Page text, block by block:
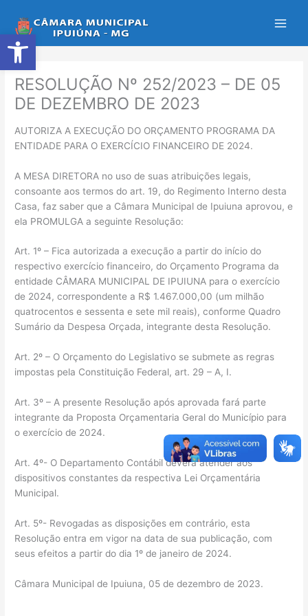
Abrir a barra de ferramentas
para
o
conteúdo
RESOLUÇÃO Nº 252/2023 – DE 05
DE DEZEMBRO DE 2023
AUTORIZA A EXECUÇÃO DO ORÇAMENTO PROGRAMA DA
ENTIDADE PARA O EXERCÍCIO FINANCEIRO DE 2024.
A MESA DIRETORA no uso de suas atribuições legais,
consoante aos termos do art. 19, do Regimento Interno desta
Casa, faz saber que a Câmara Municipal de Ipuiuna aprovou, e
ela PROMULGA a seguinte Resolução:
Art. 1º – Fica autorizada a execução a partir do início do
respectivo exercício financeiro, do Orçamento Programa da
entidade CÂMARA MUNICIPAL DE IPUIUNA para o exercício
de 2024, correspondente a R$ 1.467.000,00 (um milhão
quatrocentos e sessenta e sete mil reais), conforme Quadro
Sumário da Despesa Orçada, integrante desta Resolução.
Art. 2º – O Orçamento do Legislativo se submete as regras
impostas pela Constituição Federal, art. 29 – A, I.
Art. 3º – A presente Resolução após aprovada fará parte
integrante da Proposta Orçamentaria Geral do Município para
o exercício de 2024.
Art. 4º- O Departamento Contábil deverá atender aos
dispositivos constantes da respectiva Lei Orçamentária
Municipal.
Art. 5º- Revogadas as disposições em contrário, esta
Resolução entra em vigor na data de sua publicação, com
seus efeitos a partir do dia 1º de janeiro de 2024.
Câmara Municipal de Ipuiuna, 05 de dezembro de 2023.